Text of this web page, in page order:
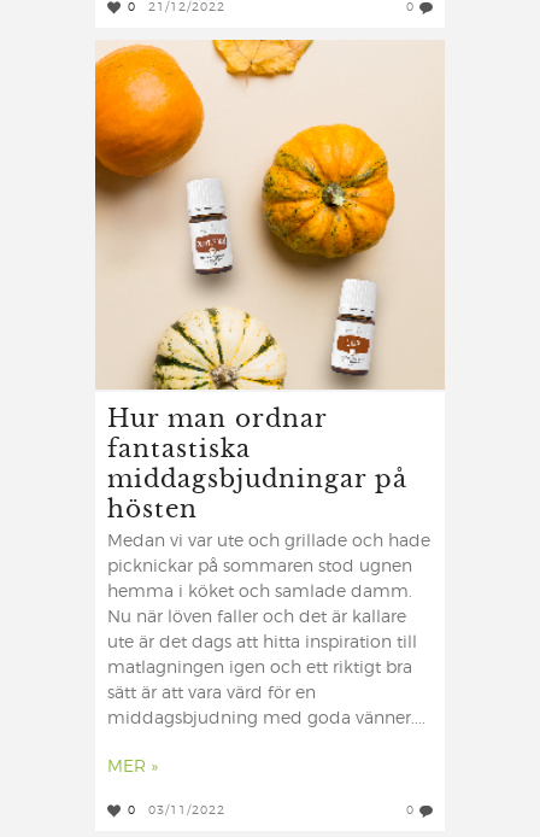
0 21/12/2022 0
Hur man ordnar
fantastiska
middagsbjudningar på
hösten
Medan vi var ute och grillade och hade
picknickar på sommaren stod ugnen
hemma i köket och samlade damm.
Nu när löven faller och det är kallare
ute är det dags att hitta inspiration till
matlagningen igen och ett riktigt bra
sätt är att vara värd för en
middagsbjudning med goda vänner....
MER »
0 03/11/2022 0